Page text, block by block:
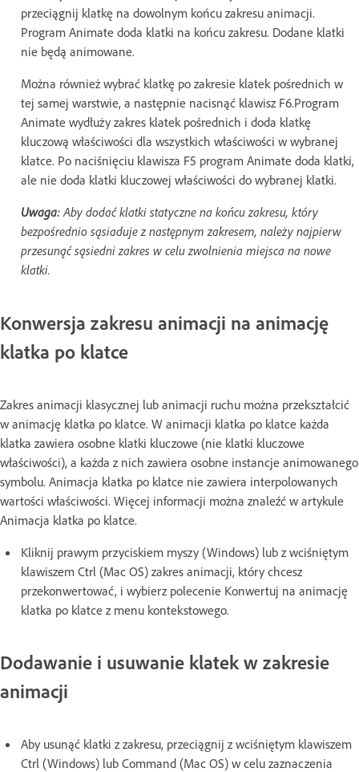
przeciągnij klatkę na dowolnym końcu zakresu animacji.
Program Animate doda klatki na końcu zakresu. Dodane klatki
nie będą animowane.
Można również wybrać klatkę po zakresie klatek pośrednich w
tej samej warstwie, a następnie nacisnąć klawisz F6.Program
Animate wydłuży zakres klatek pośrednich i doda klatkę
kluczową właściwości dla wszystkich właściwości w wybranej
klatce. Po naciśnięciu klawisza F5 program Animate doda klatki,
ale nie doda klatki kluczowej właściwości do wybranej klatki.
Uwaga: Aby dodać klatki statyczne na końcu zakresu, który
bezpośrednio sąsiaduje z następnym zakresem, należy najpierw
przesunąć sąsiedni zakres w celu zwolnienia miejsca na nowe
klatki.
Konwersja zakresu animacji na animację
klatka po klatce
Zakres animacji klasycznej lub animacji ruchu można przekształcić
w animację klatka po klatce. W animacji klatka po klatce każda
klatka zawiera osobne klatki kluczowe (nie klatki kluczowe
właściwości), a każda z nich zawiera osobne instancje animowanego
symbolu. Animacja klatka po klatce nie zawiera interpolowanych
wartości właściwości. Więcej informacji można znaleźć w artykule
Animacja klatka po klatce.
Kliknij prawym przyciskiem myszy (Windows) lub z wciśniętym
klawiszem Ctrl (Mac OS) zakres animacji, który chcesz
przekonwertować, i wybierz polecenie Konwertuj na animację
klatka po klatce z menu kontekstowego.
Dodawanie i usuwanie klatek w zakresie
animacji
Aby usunąć klatki z zakresu, przeciągnij z wciśniętym klawiszem
Ctrl (Windows) lub Command (Mac OS) w celu zaznaczenia